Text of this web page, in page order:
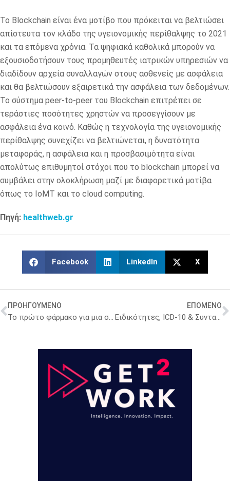
Το Blockchain είναι ένα μοτίβο που πρόκειται να βελτιώσει
απίστευτα τον κλάδο της υγειονομικής περίθαλψης το 2021
και τα επόμενα χρόνια. Τα ψηφιακά καθολικά μπορούν να
εξουσιοδοτήσουν τους προμηθευτές ιατρικών υπηρεσιών να
διαδίδουν αρχεία συναλλαγών στους ασθενείς με ασφάλεια
και θα βελτιώσουν εξαιρετικά την ασφάλεια των δεδομένων.
Το σύστημα peer-to-peer του Blockchain επιτρέπει σε
τεράστιες ποσότητες χρηστών να προσεγγίσουν με
ασφάλεια ένα κοινό. Καθώς η τεχνολογία της υγειονομικής
περίθαλψης συνεχίζει να βελτιώνεται, η δυνατότητα
μεταφοράς, η ασφάλεια και η προσβασιμότητα είναι
απολύτως επιθυμητοί στόχοι που το blockchain μπορεί να
συμβάλει στην ολοκλήρωση μαζί με διαφορετικά μοτίβα
όπως το IoMT και το cloud computing.
Πηγή: healthweb.gr
Facebook LinkedIn X
ΠΡΟΗΓΟΥΜΕΝΟ
Το πρώτο φάρμακο για μια σπάνια γενετική επιληπτική πάθηση
ΕΠΟΜΕΝΟ
Ειδικότητες, ICD-10 & Συνταγογράφηση